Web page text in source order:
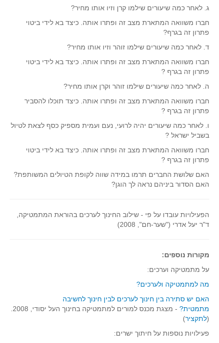
ג. לאחר כמה שיעורים שילמו קרן וזיו אותו מחיר?
חברו משוואה המתארת מצב זה ופתרו אותה. כיצד בא לידי ביטוי
פתרון זה בגרף?
ד. לאחר כמה שיעורים שילמו זוהר וזיו אותו מחיר?
חברו משוואה המתארת מצב זה ופתרו אותה. כיצד בא לידי ביטוי
פתרון זה בגרף ?
ה. לאחר כמה שיעורים שילמו זוהר וקרן אותו מחיר?
חברו משוואה המתארת מצב זה ופתרו אותה. כיצד תוכלו להסביר
פתרון זה בגרף ?
ו. לאחר כמה שיעורים יהיה לרועי, נעם ועמית מספיק כסף לצאת לטיול
בשביל ישראל ?
חברו משוואה המתארת מצב זה ופתרו אותה. כיצד בא לידי ביטוי
פתרון זה בגרף ?
האם שלושת החברים תרמו במידה שווה לקופת הטיולים המשותפת?
האם הסדור ביניהם נראה לך הוגן?
הפעילויות עובדו על פי - שילוב החינוך לערכים בהוראת המתמטיקה,
ד"ר יעל אדרי ("שער-חם", 2008)
מקורות נוספים:
על מתמטיקה וערכים:
מה למתמטיקה ולערכים?
האם יש סתירה בין חינוך לערכים לבין חינוך לחשיבה
מתמטית?
(לתקציר)
פעילויות נוספות על חיתוך ישרים: